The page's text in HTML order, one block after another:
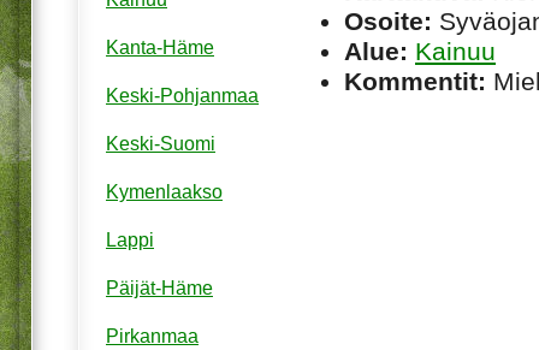
Osoite:
Alue: Kainuu
Kommentit:
Kanta-Häme
Keski-Pohjanmaa
Keski-Suomi
Kymenlaakso
Lappi
Päijät-Häme
Pirkanmaa